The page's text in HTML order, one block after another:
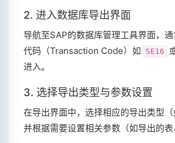
2. 进入数据库导出界面
导航至SAP的数据库管理工具界面，
代码（Transaction Code）如
SE16
进入。
3. 选择导出类型与参数设置
在导出界面中，选择相应的导出类型（
并根据需要设置相关参数（如导出的表